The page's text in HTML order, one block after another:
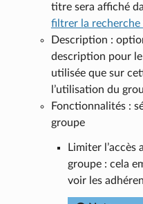
titre sera affiché
filtrer la recherche
Description :
description pour le
utilisée que sur
l’utilisation du
Fonctionnalités :
groupe
Limiter l’accès
groupe : cela
voir les